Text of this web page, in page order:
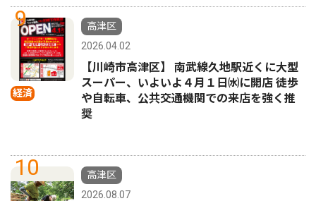
9
経済
高津区
2026.04.02
【川崎市高津区】 南武線久地駅近くに大型
スーパー、いよいよ４月１日㈬に開店 徒歩
や自転車、公共交通機関での来店を強く推
奨
10
高津区
2026.08.07